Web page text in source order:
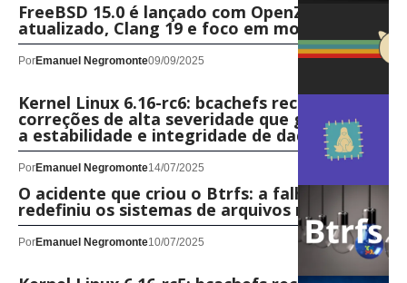
FreeBSD 15.0 é lançado com OpenZFS
atualizado, Clang 19 e foco em modernização
PorEmanuel Negromonte09/09/2025
Kernel Linux 6.16-rc6: bcachefs recebe
correções de alta severidade que garantem
a estabilidade e integridade de dados
PorEmanuel Negromonte14/07/2025
O acidente que criou o Btrfs: a falha que
redefiniu os sistemas de arquivos no Linux
PorEmanuel Negromonte10/07/2025